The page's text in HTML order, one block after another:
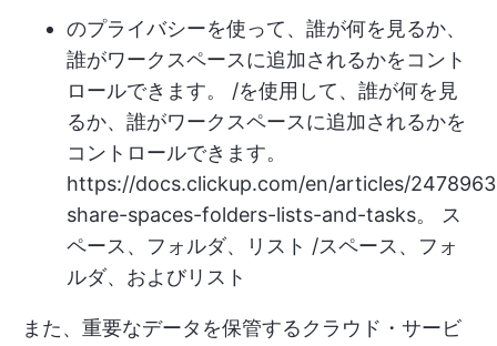
のプライバシーを使って、誰が何を見るか、
誰がワークスペースに追加されるかをコント
ロールできます。 /を使用して、誰が何を見
るか、誰がワークスペースに追加されるかを
コントロールできます。
https://docs.clickup.com/en/articles/
share-spaces-folders-lists-and-tasks。
ス
ペース、フォルダ、リスト /スペース、フォ
ルダ、およびリスト
また、重要なデータを保管するクラウド・サービ